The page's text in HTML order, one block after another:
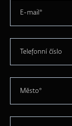
E-mail*
Telefonní číslo
Město*